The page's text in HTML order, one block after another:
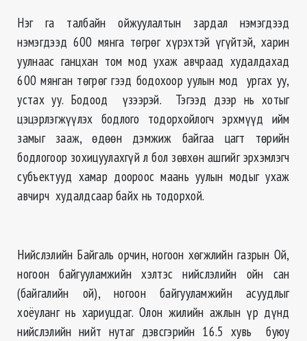
Нэг га талбайн ойжуулалтын зардал нэмэгдээд
нэмэгдээд 600 мянга төгрөг хүрэхтэй үгүйтэй, харин
уулнаас ганцхан том мод ухаж авчраад худалдахад
600 мянган төгрөг гээд бодохоор уулын мод ургах уу,
устах уу. Бодоод үзээрэй. Тэгээд дээр нь хотыг
цэцэрлэгжүүлэх бодлого тодорхойлогч эрхмүүд ийм
замыг зааж, өдөөн дэмжиж байгаа цагт төрийн
бодлогоор зохицуулахгүй л бол зөвхөн ашгийг эрхэмлэгч
субъектууд хамар доороос маань уулын модыг ухаж
авчирч худалдсаар байх нь тодорхой.
Нийслэлийн Байгаль орчин, ногоон хөгжлийн газрын Ой,
ногоон байгууламжийн хэлтэс нийслэлийн ойн сан
(байгалийн ой), ногоон байгууламжийн асуудлыг
хоёуланг нь хариуцдаг. Олон жилийн ажлын үр дүнд
нийслэлийн нийт нутаг дэвсгэрийн 16.5 хувь буюу